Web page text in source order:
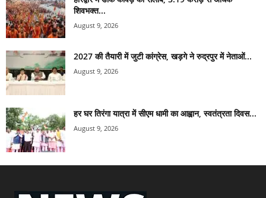
शिवभक्त...
August 9, 2026
2027 की तैयारी में जुटी कांग्रेस, खड़गे ने रुद्रपुर में नेताओं...
August 9, 2026
हर घर तिरंगा यात्रा में सीएम धामी का आह्वान, स्वतंत्रता दिवस...
August 9, 2026